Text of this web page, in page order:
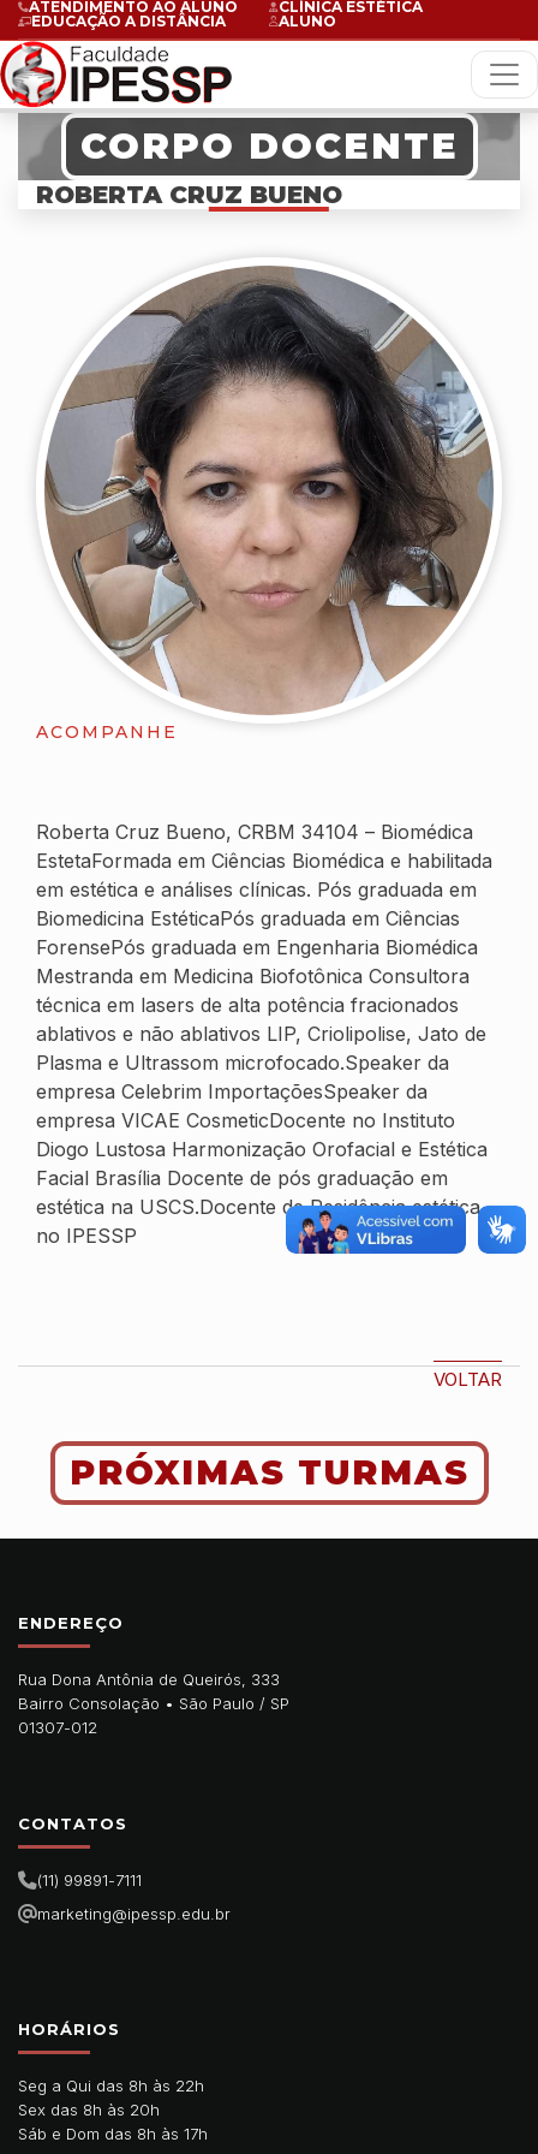
ATENDIMENTO AO ALUNO
CLÍNICA ESTÉTICA
EDUCAÇÃO A DISTÂNCIA
ALUNO
CORPO DOCENTE
ROBERTA CRUZ BUENO
ACOMPANHE
Roberta Cruz Bueno, CRBM 34104 – Biomédica
EstetaFormada em Ciências Biomédica e habilitada
em estética e análises clínicas. Pós graduada em
Biomedicina EstéticaPós graduada em Ciências
ForensePós graduada em Engenharia Biomédica
Mestranda em Medicina Biofotônica Consultora
técnica em lasers de alta potência fracionados
ablativos e não ablativos LIP, Criolipolise, Jato de
Plasma e Ultrassom microfocado.Speaker da
empresa Celebrim ImportaçõesSpeaker da
empresa VICAE CosmeticDocente no Instituto
Diogo Lustosa Harmonização Orofacial e Estética
Facial Brasília Docente de pós graduação em
estética na USCS.Docente de Residência estética
no IPESSP
VOLTAR
PRÓXIMAS TURMAS
ENDEREÇO
Rua Dona Antônia de Queirós, 333
Bairro Consolação • São Paulo / SP
01307-012
CONTATOS
(11) 99891-7111
marketing@ipessp.edu.br
HORÁRIOS
Seg a Qui das 8h às 22h
Sex das 8h às 20h
Sáb e Dom das 8h às 17h